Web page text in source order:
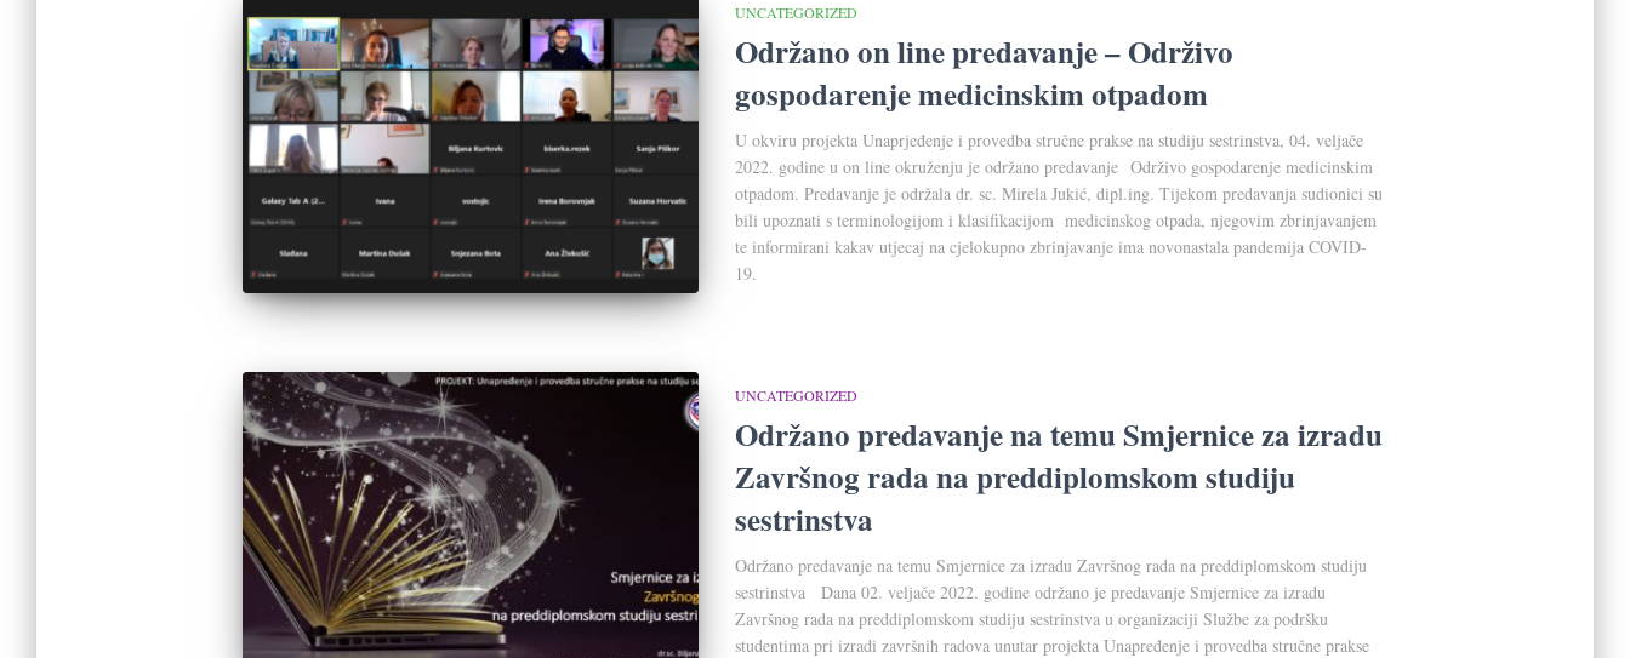
UNCATEGORIZED
Održano on line predavanje – Održivo
gospodarenje medicinskim otpadom
U okviru projekta Unaprjeđenje i provedba stručne prakse na studiju sestrinstva, 04. veljače
2022. godine u on line okruženju je održano predavanje Održivo gospodarenje medicinskim
otpadom. Predavanje je održala dr. sc. Mirela Jukić, dipl.ing. Tijekom predavanja sudionici su
bili upoznati s terminologijom i klasifikacijom medicinskog otpada, njegovim zbrinjavanjem
te informirani kakav utjecaj na cjelokupno zbrinjavanje ima novonastala pandemija COVID-
19.
UNCATEGORIZED
Održano predavanje na temu Smjernice za izradu
Završnog rada na preddiplomskom studiju
sestrinstva
Održano predavanje na temu Smjernice za izradu Završnog rada na preddiplomskom studiju
sestrinstva Dana 02. veljače 2022. godine održano je predavanje Smjernice za izradu
Završnog rada na preddiplomskom studiju sestrinstva u organizaciji Službe za podršku
studentima pri izradi završnih radova unutar projekta Unapređenje i provedba stručne prakse